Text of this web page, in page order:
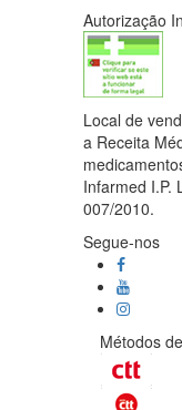
Autorização
Local de
a Receita
Infarmed I.P.
007/2010.
Segue-nos
Métodos